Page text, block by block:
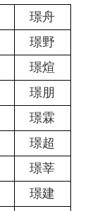
璟舟
璟野
璟煊
璟朋
璟霖
璟超
璟莘
璟建